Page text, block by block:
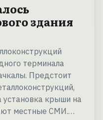
здания
терминала
Предстоит
установка крыши на
местные СМИ.…